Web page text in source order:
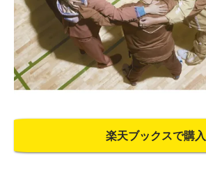
楽天ブックスで購入